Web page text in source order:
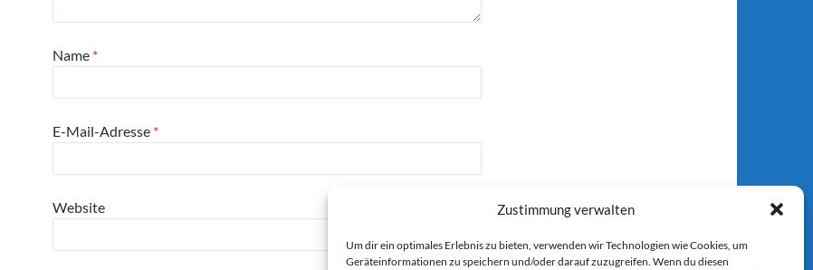
Zustimmung verwalten
Um dir ein optimales Erlebnis zu bieten, verwenden wir Technologien wie Cookies, um
Geräteinformationen zu speichern und/oder darauf zuzugreifen. Wenn du diesen
Name *
E-Mail-Adresse *
Website